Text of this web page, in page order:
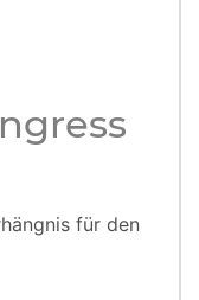
für den